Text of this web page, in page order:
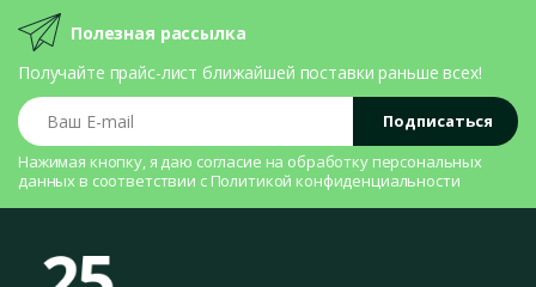
Полезная рассылка
Получайте прайс-лист ближайшей поставки раньше всех!
Ваш E-mail
Подписаться
Нажимая кнопку, я даю согласие на обработку персональных
данных в соответствии с Политикой конфиденциальности